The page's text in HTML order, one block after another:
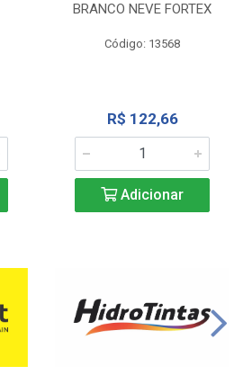
BRANCO NEVE FORTEX
Código: 13568
R$ 122,66
Adicionar